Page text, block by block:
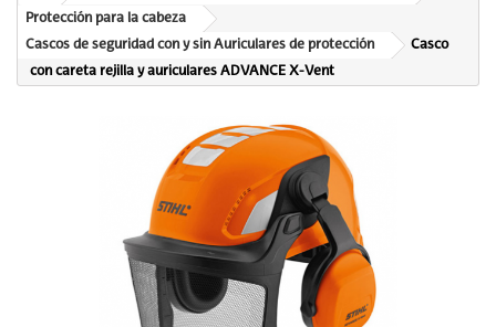
Protección para la cabeza
Cascos de seguridad con y sin Auriculares de protección
Casco
con careta rejilla y auriculares ADVANCE X-Vent